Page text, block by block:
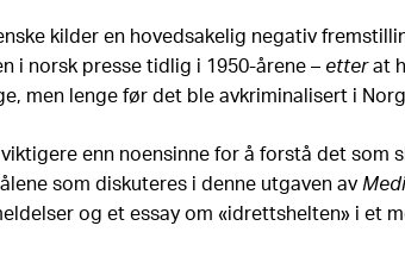
kilder en hovedsakelig negativ
i norsk presse tidlig i 1950-årene – etterat
men lenge før det ble avkriminalisert i
enn noensinne for å forstå det som
som diskuteres i denne utgaven av
og et essay om «idrettshelten» i et